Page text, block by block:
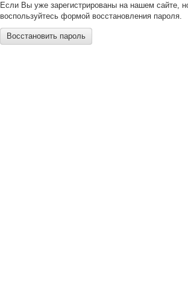
Если Вы уже зарегистрированы на нашем сайте,
воспользуйтесь формой восстановления пароля.
Восстановить пароль